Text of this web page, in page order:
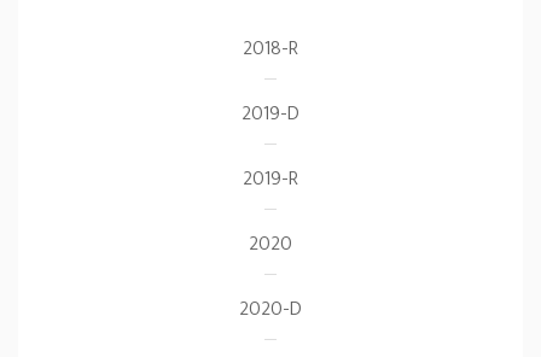
2018-R
2019-D
2019-R
2020
2020-D